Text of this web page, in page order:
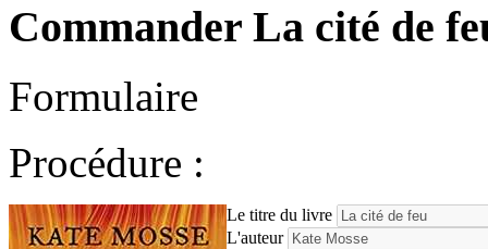
Commander La cité de
Formulaire
Procédure :
Le titre du livre
L'auteur